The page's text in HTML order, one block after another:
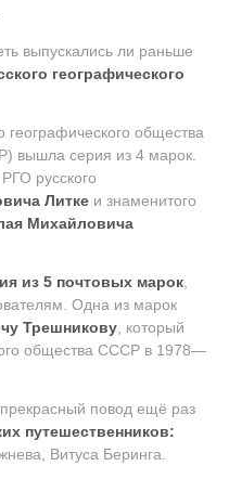
выпускались ли раньше
географического
географического общества
вышла серия из 4 марок.
русского
Литке и знаменитого
Михайловича
из 5 почтовых марок
Одна из марок
Трешникову , который
общества СССР в 1978—
повод ещё раз
путешественников:
Витуса Беринга.